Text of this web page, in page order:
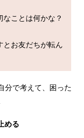
お友だちが転ん
分で考えて、困った
める